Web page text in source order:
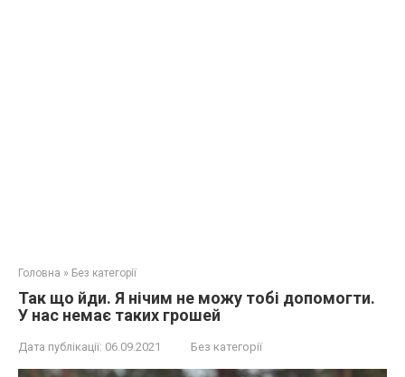
Головна » Без категорії
Так що йди. Я нічим не можу тобі допомогти.
У нас немає таких грошей
Дата публікації: 06.09.2021 Без категорії